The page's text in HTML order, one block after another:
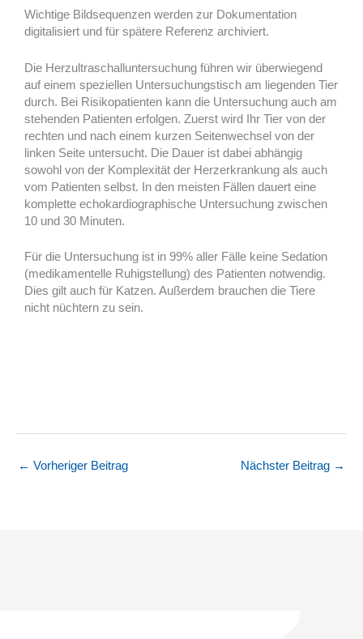
Wichtige Bildsequenzen werden zur Dokumentation
digitalisiert und für spätere Referenz archiviert.
Die Herzultraschalluntersuchung führen wir überwiegend
auf einem speziellen Untersuchungstisch am liegenden Tier
durch. Bei Risikopatienten kann die Untersuchung auch am
stehenden Patienten erfolgen. Zuerst wird Ihr Tier von der
rechten und nach einem kurzen Seitenwechsel von der
linken Seite untersucht. Die Dauer ist dabei abhängig
sowohl von der Komplexität der Herzerkrankung als auch
vom Patienten selbst. In den meisten Fällen dauert eine
komplette echokardiographische Untersuchung zwischen
10 und 30 Minuten.
Für die Untersuchung ist in 99% aller Fälle keine Sedation
(medikamentelle Ruhigstellung) des Patienten notwendig.
Dies gilt auch für Katzen. Außerdem brauchen die Tiere
nicht nüchtern zu sein.
← Vorheriger Beitrag Nächster Beitrag →